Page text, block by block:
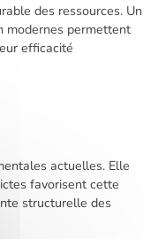
des ressources. Un
modernes permettent
efficacité
actuelles. Elle
favorisent cette
structurelle des